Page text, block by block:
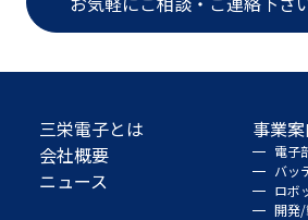
三栄電子とは
会社概要
ニュース
事業
電子
バッ
ロボ
開発/